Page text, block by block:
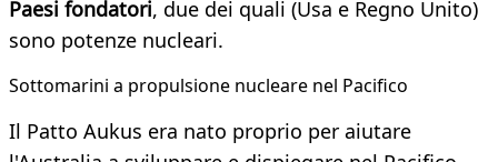
Paesi fondatori, due dei quali (Usa e Regno Unito)
sono potenze nucleari.
Sottomarini a propulsione nucleare nel Pacifico
Il Patto Aukus era nato proprio per aiutare